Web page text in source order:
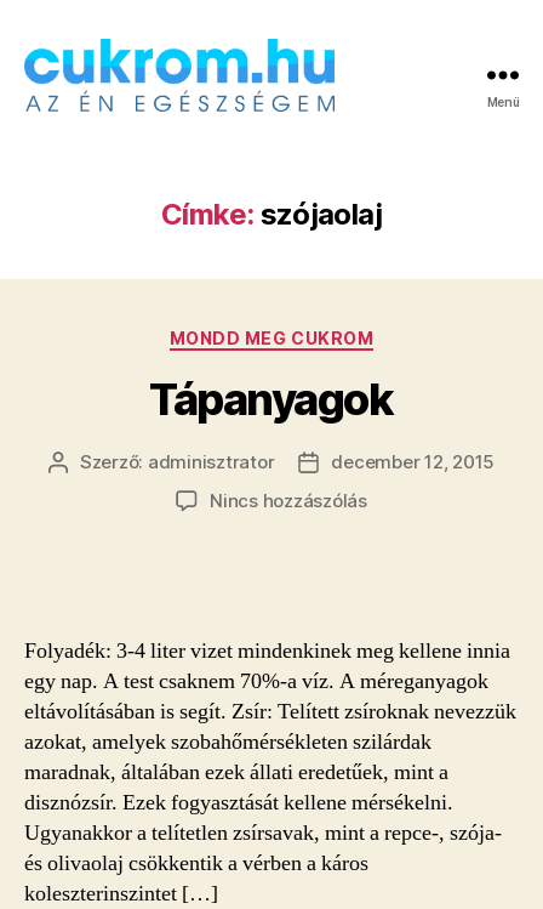
Menü
Címke: szójaolaj
Kategóriák
MONDD MEG CUKROM
Tápanyagok
Bejegyzés
Szerző: adminisztrator
Bejegyzés
dátuma
december 12, 2015
Nincs hozzászólása(z)
Folyadék: 3-4 liter vizet mindenkinek meg kellene innia
egy nap. A test csaknem 70%-a víz. A méreganyagok
eltávolításában is segít. Zsír: Telített zsíroknak nevezzük
azokat, amelyek szobahőmérsékleten szilárdak
maradnak, általában ezek állati eredetűek, mint a
disznózsír. Ezek fogyasztását kellene mérsékelni.
Ugyanakkor a telítetlen zsírsavak, mint a repce-, szója-
és olivaolaj csökkentik a vérben a káros
koleszterinszintet […]